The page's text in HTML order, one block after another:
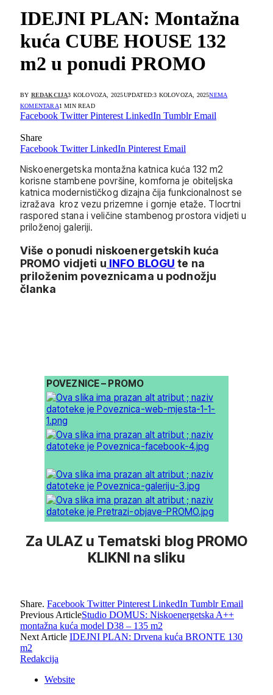
IDEJNI PLAN: Montažna
kuća CUBE HOUSE 132
m2 u ponudi PROMO
BY REDAKCIJA3 KOLOVOZA, 2025UPDATED:3 KOLOVOZA, 2025NEMA
KOMENTARA1 MIN READ
Facebook Twitter Pinterest LinkedIn Tumblr Email
Share
Facebook Twitter LinkedIn Pinterest Email
Niskoenergetska montažna katnica kuća 132 m2
korisne stambene površine, komforna je obiteljska
katnica modernističkog dizajna čija funkcionalnost se
izražava kroz vezu prizemne i gornje etaže. Tlocrtni
raspored stana i veličine stambenog prostora vidjeti u
priloženoj galeriji.
Više o ponudi niskoenergetskih kuća
PROMO vidjeti u INFO BLOGU te na
priloženim poveznicama u podnožju
članka
POVEZNICE – PROMO
Za ULAZ u Tematski blog PROMO
KLIKNI na sliku
Share. Facebook Twitter Pinterest LinkedIn Tumblr Email
Previous ArticleStudio DOMUS: Niskoenergetska A++
montažna kuća model D38 – 135 m2
Next Article IDEJNI PLAN: Drvena kuća BRONTE 130
m2
Redakcija
Website